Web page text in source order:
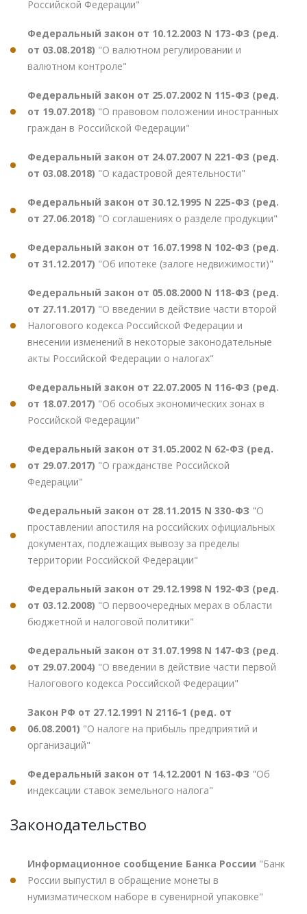
Российской Федерации"
Федеральный закон от 10.12.2003 N 173-ФЗ (ред.
от 03.08.2018) "О валютном регулировании и
валютном контроле"
Федеральный закон от 25.07.2002 N 115-ФЗ (ред.
от 19.07.2018) "О правовом положении иностранных
граждан в Российской Федерации"
Федеральный закон от 24.07.2007 N 221-ФЗ (ред.
от 03.08.2018) "О кадастровой деятельности"
Федеральный закон от 30.12.1995 N 225-ФЗ (ред.
от 27.06.2018) "О соглашениях о разделе продукции"
Федеральный закон от 16.07.1998 N 102-ФЗ (ред.
от 31.12.2017) "Об ипотеке (залоге недвижимости)"
Федеральный закон от 05.08.2000 N 118-ФЗ (ред.
от 27.11.2017) "О введении в действие части второй
Налогового кодекса Российской Федерации и
внесении изменений в некоторые законодательные
акты Российской Федерации о налогах"
Федеральный закон от 22.07.2005 N 116-ФЗ (ред.
от 18.07.2017) "Об особых экономических зонах в
Российской Федерации"
Федеральный закон от 31.05.2002 N 62-ФЗ (ред.
от 29.07.2017) "О гражданстве Российской
Федерации"
Федеральный закон от 28.11.2015 N 330-ФЗ "О
проставлении апостиля на российских официальных
документах, подлежащих вывозу за пределы
территории Российской Федерации"
Федеральный закон от 29.12.1998 N 192-ФЗ (ред.
от 03.12.2008) "О первоочередных мерах в области
бюджетной и налоговой политики"
Федеральный закон от 31.07.1998 N 147-ФЗ (ред.
от 29.07.2004) "О введении в действие части первой
Налогового кодекса Российской Федерации"
Закон РФ от 27.12.1991 N 2116-1 (ред. от
06.08.2001) "О налоге на прибыль предприятий и
организаций"
Федеральный закон от 14.12.2001 N 163-ФЗ "Об
индексации ставок земельного налога"
Законодательство
Информационное сообщение Банка России "Банк
России выпустил в обращение монеты в
нумизматическом наборе в сувенирной упаковке"